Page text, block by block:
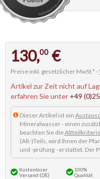
130,00 €
Preise inkl. gesetzlicher MwSt.* -
Artikel zur Zeit nicht auf
erfahren Sie unter +49
Dieser Artikel ist ein
Mineralwasser - einen
beachten Sie die
(Alt-)Teils, wird Ihnen der
und -prüfung - erstattet. Der
Kostenloser
Versand (DE)
100%
Qualität